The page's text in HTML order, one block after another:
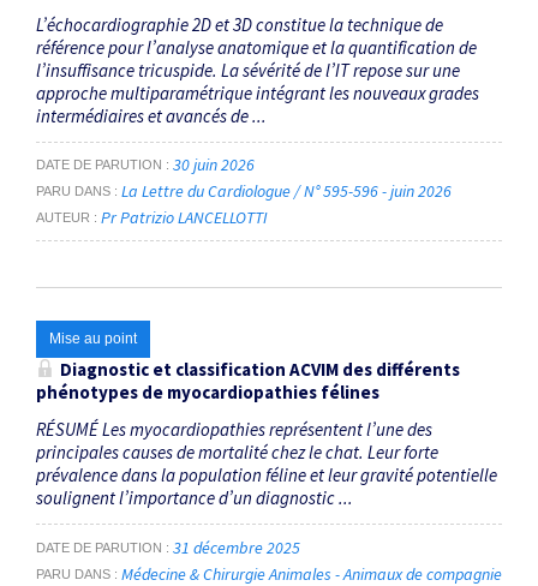
Dates
Du
au
RECHERCHER
L’échocardiographie 2D et 3D constitue la technique de
référence pour l’analyse anatomique et la quantification de
l’insuffisance tricuspide. La sévérité de l’IT repose sur une
approche multiparamétrique intégrant les nouveaux grades
intermédiaires et avancés de ...
DATE DE PARUTION 30 juin 2026
PARU DANS La Lettre du Cardiologue / N° 595-596 - juin 2026
AUTEUR Pr Patrizio LANCELLOTTI
Mise au point
Diagnostic et classification ACVIM des différents
phénotypes de myocardiopathies félines
RÉSUMÉ Les myocardiopathies représentent l’une des
principales causes de mortalité chez le chat. Leur forte
prévalence dans la population féline et leur gravité potentielle
soulignent l’importance d’un diagnostic ...
DATE DE PARUTION 31 décembre 2025
PARU DANS
Médecine & Chirurgie Animales - Animaux de compagnie